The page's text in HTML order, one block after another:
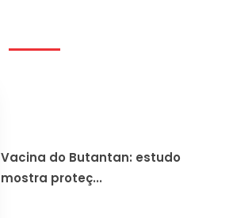
Vacina do Butantan: estudo
mostra proteç...